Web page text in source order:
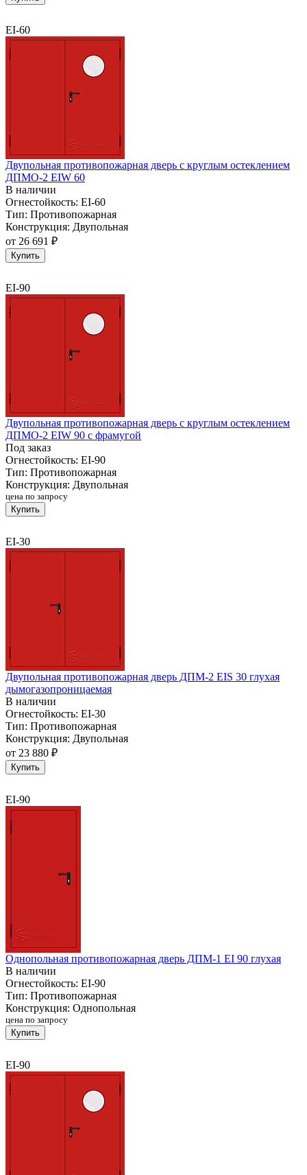
EI-60
Двупольная противопожарная дверь с круглым остеклением
ДПМО-2 EIW 60
В наличии
Огнестойкость: EI-60
Тип: Противопожарная
Конструкция: Двупольная
от 26 691 ₽
Купить
EI-90
Двупольная противопожарная дверь с круглым остеклением
ДПМО-2 EIW 90 с фрамугой
Под заказ
Огнестойкость: EI-90
Тип: Противопожарная
Конструкция: Двупольная
цена по запросу
Купить
EI-30
Двупольная противопожарная дверь ДПМ-2 EIS 30 глухая
дымогазопроницаемая
В наличии
Огнестойкость: EI-30
Тип: Противопожарная
Конструкция: Двупольная
от 23 880 ₽
Купить
EI-90
Однопольная противопожарная дверь ДПМ-1 EI 90 глухая
В наличии
Огнестойкость: EI-90
Тип: Противопожарная
Конструкция: Однопольная
цена по запросу
Купить
EI-90